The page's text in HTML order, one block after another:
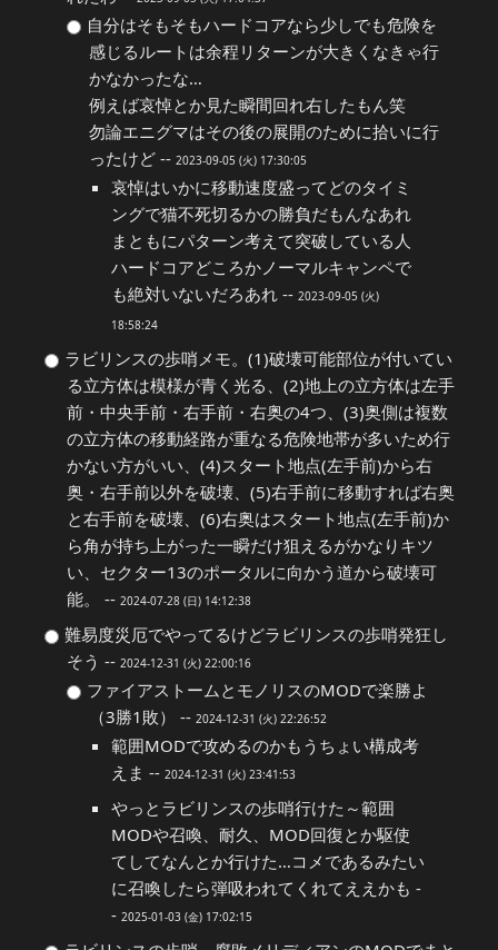
自分はそもそもハードコアなら少しでも危険を
感じるルートは余程リターンが大きくなきゃ行
かなかったな…
例えば哀悼とか見た瞬間回れ右したもん笑
勿論エニグマはその後の展開のために拾いに行
ったけど -- 2023-09-05 (火) 17:30:05
哀悼はいかに移動速度盛ってどのタイミ
ングで猫不死切るかの勝負だもんなあれ
まともにパターン考えて突破している人
ハードコアどころかノーマルキャンペで
も絶対いないだろあれ -- 2023-09-05 (火)
18:58:24
ラビリンスの歩哨メモ。(1)破壊可能部位が付いてい
る立方体は模様が青く光る、(2)地上の立方体は左手
前・中央手前・右手前・右奥の4つ、(3)奥側は複数
の立方体の移動経路が重なる危険地帯が多いため行
かない方がいい、(4)スタート地点(左手前)から右
奥・右手前以外を破壊、(5)右手前に移動すれば右奥
と右手前を破壊、(6)右奥はスタート地点(左手前)か
ら角が持ち上がった一瞬だけ狙えるがかなりキツ
い、セクター13のポータルに向かう道から破壊可
能。 -- 2024-07-28 (日) 14:12:38
難易度災厄でやってるけどラビリンスの歩哨発狂し
そう -- 2024-12-31 (火) 22:00:16
ファイアストームとモノリスのMODで楽勝よ
（3勝1敗） -- 2024-12-31 (火) 22:26:52
範囲MODで攻めるのかもうちょい構成考
えま -- 2024-12-31 (火) 23:41:53
やっとラビリンスの歩哨行けた～範囲
MODや召喚、耐久、MOD回復とか駆使
てしてなんとか行けた…コメであるみたい
に召喚したら弾吸われてくれてええかも -
- 2025-01-03 (金) 17:02:15